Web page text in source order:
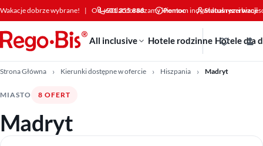
Przejdź do treści
Wakacje dobrze wybrane! | Od +30 lat doradzamy klientom indywidualnym i
601 355 888 Pomoc Status rezerwacji
All inclusive Hotele rodzinne Hotele dla
Strona Główna Kierunki dostępne w ofercie Hiszpania Madryt
MIASTO 8 OFERT
Madryt